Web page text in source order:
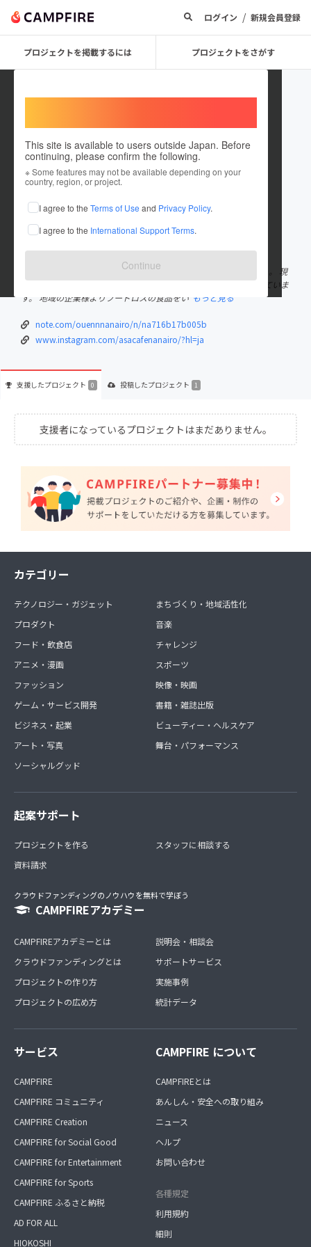
ログイン / 新規会員登録
プロジェクトを掲載するには プロジェクトをさがす
This site is available to users outside Japan. Before
continuing, please confirm the following.
※ Some features may not be available depending on your
country, region, or project.
I agree to the Terms of Use and Privacy Policy.
I agree to the International Support Terms.
Continue
nponanairo
これまでに1件のプロジェクトを投稿しています
在住国：日本 現在地：栃木県
出身国：日本 出身地：栃木県
こども応援朝ごはんとおやつカフェなないろ 2021年10月スタート。 現
在宇都宮市内2ヶ所月4回朝ごはんカフェとおやつカフェを開催していま
す。 地域の企業様よりフードロスの食品をい もっと見る
note.com/ouennnanairo/n/na716b17b005b
www.instagram.com/asacafenanairo/?hl=ja
支援したプロジェクト 0 投稿したプロジェクト 1
支援者になっているプロジェクトはまだありません。
カテゴリー
テクノロジー・ガジェット
プロダクト
フード・飲食店
アニメ・漫画
ファッション
ゲーム・サービス開発
ビジネス・起業
アート・写真
ソーシャルグッド
まちづくり・地域活性化
音楽
チャレンジ
スポーツ
映像・映画
書籍・雑誌出版
ビューティー・ヘルスケア
舞台・パフォーマンス
起案サポート
プロジェクトを作る
資料請求
スタッフに相談する
クラウドファンディングのノウハウを無料で学ぼう
CAMPFIREアカデミー
CAMPFIREアカデミーとは
クラウドファンディングとは
プロジェクトの作り方
プロジェクトの広め方
説明会・相談会
サポートサービス
実施事例
統計データ
サービス
CAMPFIRE
CAMPFIRE コミュニティ
CAMPFIRE Creation
CAMPFIRE for Social Good
CAMPFIRE for Entertainment
CAMPFIRE for Sports
CAMPFIRE ふるさと納税
AD FOR ALL
HIOKOSHI
CAMPFIRE について
CAMPFIREとは
あんしん・安全への取り組み
ニュース
ヘルプ
お問い合わせ
各種規定
利用規約
細則